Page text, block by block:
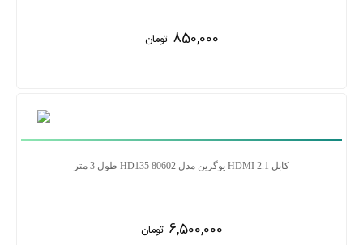
850,000 تومان
کابل 2.1 HDMI یوگرین مدل HD135 80602 طول 3 متر
6,500,000 تومان